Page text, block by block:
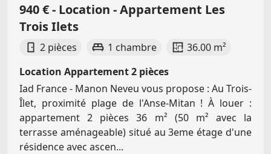
940 € - Location - Appartement Les
Trois Ilets
2 pièces 1 chambre
36.00 m²
Location Appartement 2 pièces
Iad France - Manon Neveu vous propose : Au Trois-
Îlet, proximité plage de l'Anse-Mitan ! À louer :
appartement 2 pièces 36 m² (50 m² avec la
terrasse aménageable) situé au 3eme étage d'une
résidence avec ascen...